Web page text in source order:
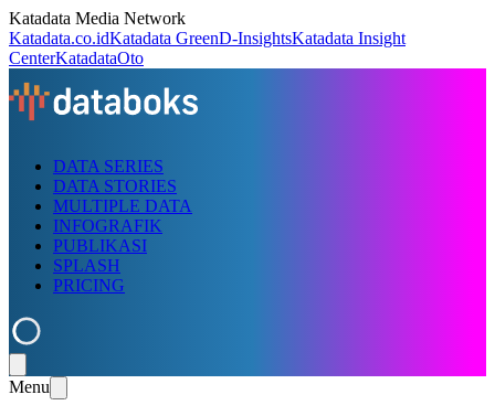
Katadata Media Network
Katadata.co.idKatadata GreenD-InsightsKatadata Insight
CenterKatadataOto
DATA SERIES
DATA STORIES
MULTIPLE DATA
INFOGRAFIK
PUBLIKASI
SPLASH
PRICING
Menu